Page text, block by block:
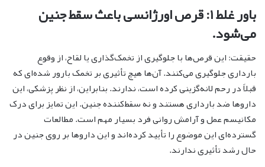
باور غلط ۱: قرص اورژانسی باعث سقط جنین
می‌شود.
حقیقت: این قرص‌ها با جلوگیری از تخمک‌گذاری یا لقاح، از وقوع
بارداری جلوگیری می‌کنند. آن‌ها هیچ تأثیری بر تخمک بارور شده‌ای که
قبلاً در رحم لانه‌گزینی کرده است، ندارند. بنابراین، از نظر پزشکی، این
داروها ضد بارداری هستند و نه سقط‌کننده جنین. این تمایز برای درک
مکانیسم عمل و آرامش روانی فرد بسیار مهم است. مطالعات
گسترده‌ای این موضوع را تأیید کرده‌اند و این داروها بر روی جنین در
حال رشد تأثیری ندارند.